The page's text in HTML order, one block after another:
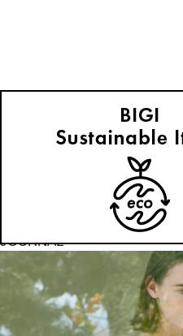
私たちの、リアル・ベーシック
JOURNAL